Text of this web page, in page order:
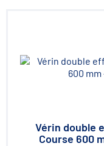
Vérin double
Course 600